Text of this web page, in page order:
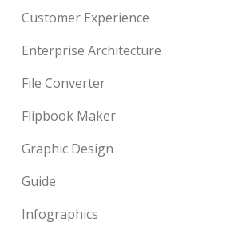
Customer Experience
Enterprise Architecture
File Converter
Flipbook Maker
Graphic Design
Guide
Infographics